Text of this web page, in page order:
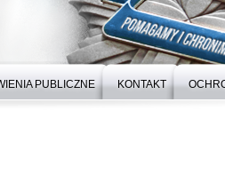
PUBLICZNE KONTAKT